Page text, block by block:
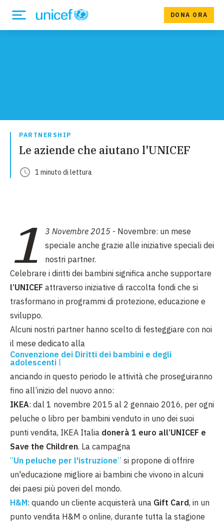
DONA ORA
PARTNERSHIP
Le aziende che aiutano l'UNICEF
1 minuto di lettura
1 3 Novembre 2015 - Novembre: un mese
speciale anche grazie alle iniziative speciali dei
nostri partner.
Celebrare i diritti dei bambini significa anche supportare
l’UNICEF attraverso iniziative di raccolta fondi che si
trasformano in programmi di protezione, educazione e
sviluppo.
Alcuni nostri partner hanno scelto di festeggiare con noi
il mese dedicato alla
Convenzione dei Diritti dei bambini e degli
adolescenti l
anciando in questo periodo le attività che proseguiranno
fino all’inizio del nuovo anno:
IKEA: dal 1 novembre 2015 al 2 gennaio 2016, per ogni
peluche o libro per bambini venduto in uno dei suoi
punti vendita, IKEA Italia donerà 1 euro all’UNICEF e
Save the Children. La campagna
“Un peluche per l'istruzione” si propone di offrire
un'educazione migliore ai bambini che vivono in alcuni
dei paesi più poveri del mondo.
H&M: quando un cliente acquisterà una Gift Card, in un
punto vendita H&M o online, durante tutta la stagione